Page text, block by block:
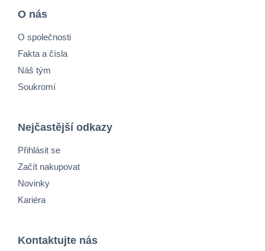
O nás
O společnosti
Fakta a čísla
Náš tým
Soukromí
Nejčastější odkazy
Přihlásit se
Začít nakupovat
Novinky
Kariéra
Kontaktujte nás